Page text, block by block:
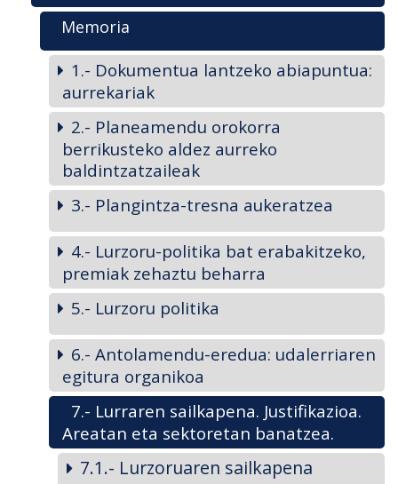
Memoria
1.- Dokumentua lantzeko abiapuntua:
aurrekariak
2.- Planeamendu orokorra
berrikusteko aldez aurreko
baldintzatzaileak
3.- Plangintza-tresna aukeratzea
4.- Lurzoru-politika bat erabakitzeko,
premiak zehaztu beharra
5.- Lurzoru politika
6.- Antolamendu-eredua: udalerriaren
egitura organikoa
7.- Lurraren sailkapena. Justifikazioa.
Areatan eta sektoretan banatzea.
7.1.- Lurzoruaren sailkapena